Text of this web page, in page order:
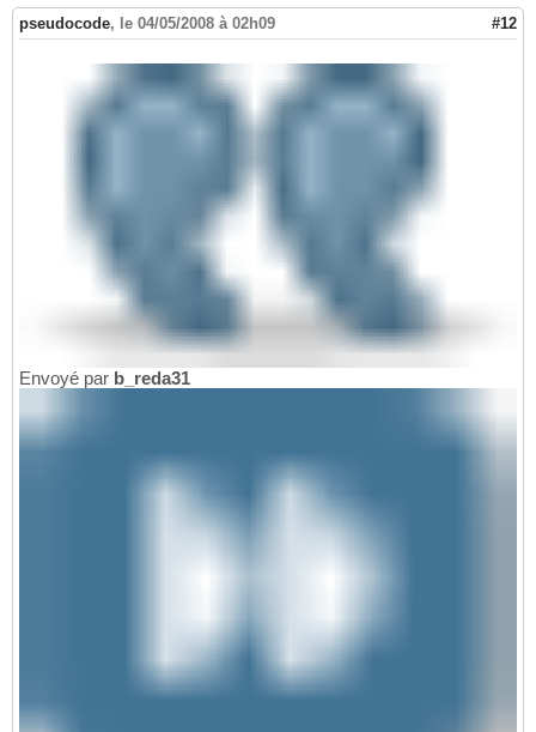
pseudocode, le 04/05/2008 à 02h09 #12
Envoyé par b_reda31